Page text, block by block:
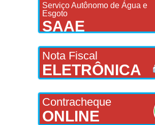
Serviço Autônomo de Água e
Esgoto
SAAE
Nota Fiscal
ELETRÔNICA
Contracheque
ONLINE